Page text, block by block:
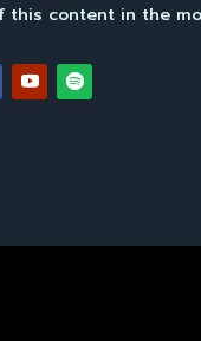
this content in the